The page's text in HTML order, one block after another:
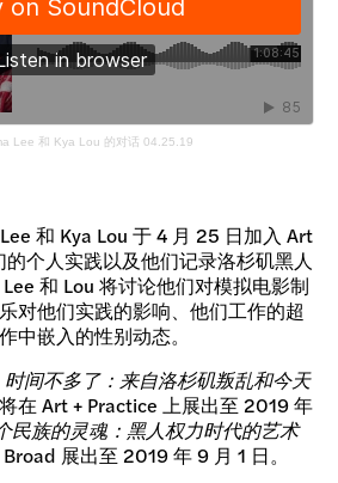
Lee 和 Kya Lou 的对话 04.25.19
和 Kya Lou 于 4 月 25 日加入 Art
个人实践以及他们记录洛杉矶黑人
和 Lou 将讨论他们对模拟电影制
对他们实践的影响、他们工作的超
中嵌入的性别动态。
时间不多了：来自洛杉矶叛乱和今天
在 Art + Practice 上展出至 2019 年
民族的灵魂：黑人权力时代的艺术
Broad 展出至 2019 年 9 月 1 日。